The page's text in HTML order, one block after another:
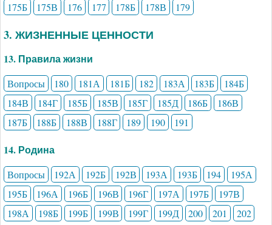
175Б
175В 176 177 178Б 178В 179
3. ЖИЗНЕННЫЕ ЦЕННОСТИ
13. Правила жизни
Вопросы 180 181А 181Б 182 183А 183Б
184Б
184В
184Г 185Б 185В 185Г 185Д 186Б
186В
187Б
188Б 188В 188Г 189 190 191
14. Родина
Вопросы 192А 192Б 192В 193А 193Б 194
195А
195Б
196А 196Б 196В 196Г 197А 197Б
197В
198А
198Б 199Б 199В 199Г 199Д 200 201 202